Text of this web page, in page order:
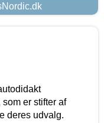
er stifter af
deres udvalg.